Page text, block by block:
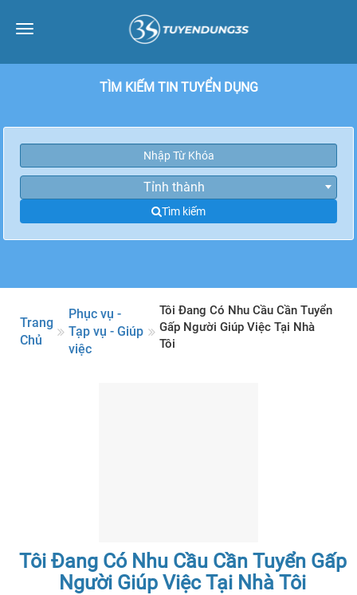
Toggle
TÌM KIẾM TIN TUYỂN DỤNG
Tỉnh thành
Tìm kiếm
Trang
Chủ
Phục vụ -
Tạp vụ - Giúp
việc
Tôi Đang Có Nhu Cầu Cần Tuyển
Gấp Người Giúp Việc Tại Nhà
Tôi
Tôi Đang Có Nhu Cầu Cần Tuyển Gấp
Người Giúp Việc Tại Nhà Tôi